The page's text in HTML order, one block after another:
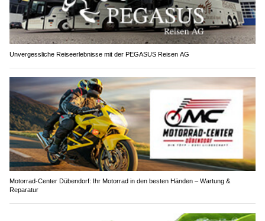
Unvergessliche Reiseerlebnisse mit der PEGASUS Reisen AG
Motorrad-Center Dübendorf: Ihr Motorrad in den besten Händen – Wartung &
Reparatur